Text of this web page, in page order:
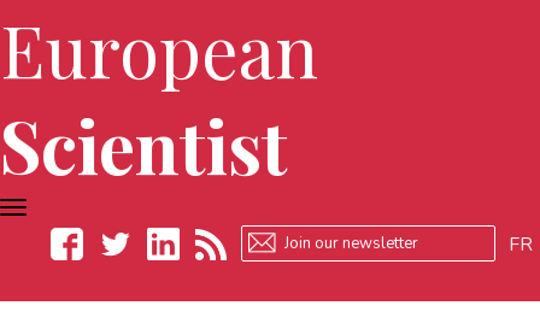
European
Scientist
FR
TOGGLE
NAVIGATION